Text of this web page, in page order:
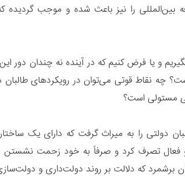
را نیز باعث شده و موجب گردیده
و یا فرض کنیم که در آینده نه چندان
چه نقاط قوتی می‌توان در رویکردهای
مستولی است؟
دولتی را به میراث گرفت که دارای یک
فعال تصرف کرد و صرفاً به خود زحمت نشستن
برشمرد که دلالت بر روند دولت‌داری و